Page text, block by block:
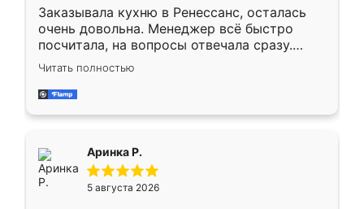
Заказывала кухню в Ренессанс, осталась
очень довольна. Менеджер всё быстро
посчитала, на вопросы отвечала сразу.
Замерщик приехал в субботу, подошёл к
делу со всей ответственностью. Собрали
за день, ребята работали аккуратно, даже
Читать полностью
Аринка Р.
5 августа 2026